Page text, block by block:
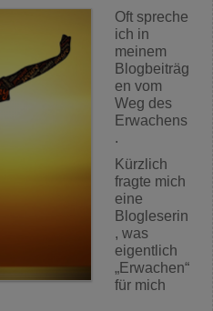
Oft spreche
ich in
meinem
Blogbeiträg
en vom
Weg des
Erwachens
.
Kürzlich
fragte mich
eine
Blogleserin
, was
eigentlich
„Erwachen“
für mich